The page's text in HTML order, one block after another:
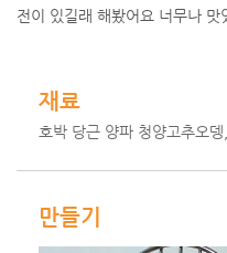
전이 있길래 해봤어요 너무나 맛
재료
호박 당근 양파 청양고추오
만들기